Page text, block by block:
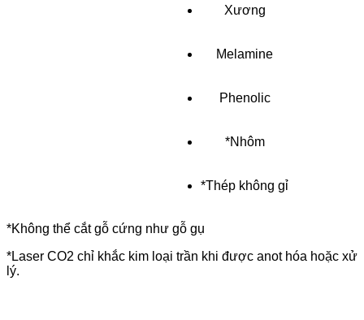
Xương
Melamine
Phenolic
*Nhôm
*Thép không gỉ
*Không thể cắt gỗ cứng như gỗ gụ
*Laser CO2 chỉ khắc kim loại trần khi được anot hóa hoặc xử
lý.